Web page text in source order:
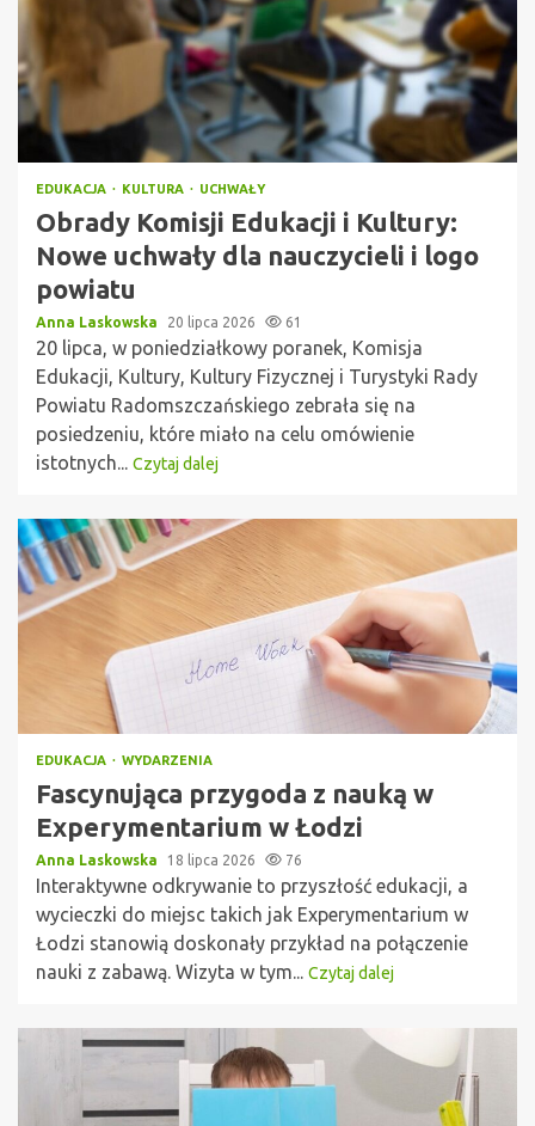
EDUKACJA KULTURA UCHWAŁY
Obrady Komisji Edukacji i Kultury:
Nowe uchwały dla nauczycieli i logo
powiatu
Anna Laskowska 20 lipca 2026 61
20 lipca, w poniedziałkowy poranek, Komisja
Edukacji, Kultury, Kultury Fizycznej i Turystyki Rady
Powiatu Radomszczańskiego zebrała się na
posiedzeniu, które miało na celu omówienie
istotnych... Czytaj dalej
EDUKACJA WYDARZENIA
Fascynująca przygoda z nauką w
Experymentarium w Łodzi
Anna Laskowska 18 lipca 2026 76
Interaktywne odkrywanie to przyszłość edukacji, a
wycieczki do miejsc takich jak Experymentarium w
Łodzi stanowią doskonały przykład na połączenie
nauki z zabawą. Wizyta w tym... Czytaj dalej